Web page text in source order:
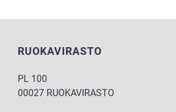
RUOKAVIRASTO
PL 100
00027 RUOKAVIRASTO